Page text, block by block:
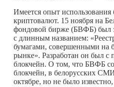
Имеется опыт
криптовалют. 15 ноября на
фондовой бирже (БВФБ) был
с длинным названием:
бумагами, совершенными на
рынке». Разработан он был с
блокчейн. О том, что БВФБ
блокчейн, в белорусских
октябре, но не было